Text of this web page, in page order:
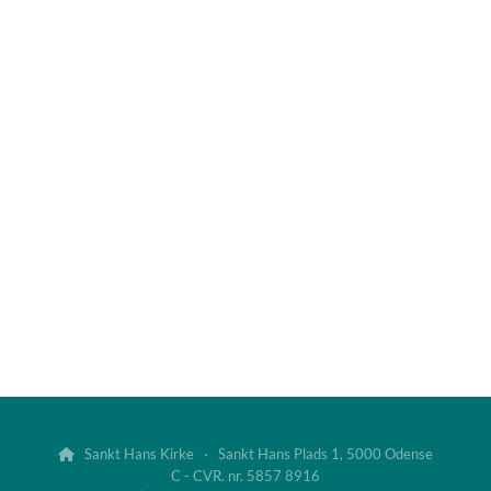

Sankt Hans Kirke · Sankt Hans Plads 1, 5000 Odense
C - CVR. nr. 5857 8916